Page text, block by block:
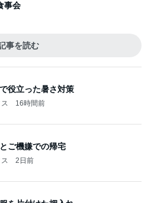
事会
事を読む
役立った暑さ対策
16時間前
ご機嫌での帰宅
2日前